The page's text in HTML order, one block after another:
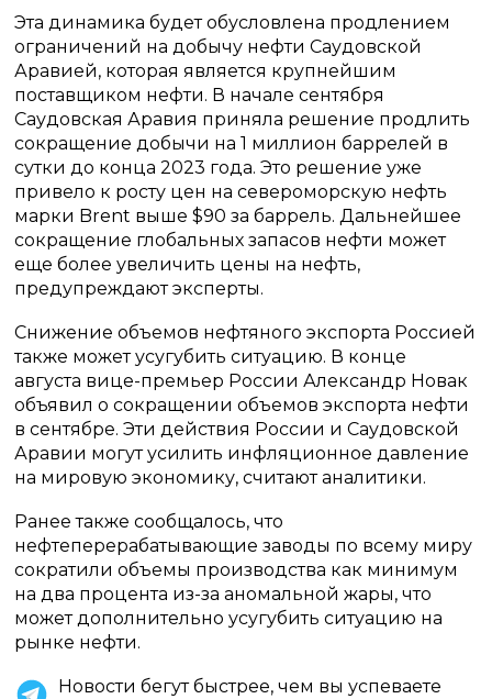
Эта динамика будет обусловлена продлением
ограничений на добычу нефти Саудовской
Аравией, которая является крупнейшим
поставщиком нефти. В начале сентября
Саудовская Аравия приняла решение продлить
сокращение добычи на 1 миллион баррелей в
сутки до конца 2023 года. Это решение уже
привело к росту цен на североморскую нефть
марки Brent выше $90 за баррель. Дальнейшее
сокращение глобальных запасов нефти может
еще более увеличить цены на нефть,
предупреждают эксперты.
Снижение объемов нефтяного экспорта Россией
также может усугубить ситуацию. В конце
августа вице-премьер России Александр Новак
объявил о сокращении объемов экспорта нефти
в сентябре. Эти действия России и Саудовской
Аравии могут усилить инфляционное давление
на мировую экономику, считают аналитики.
Ранее также сообщалось, что
нефтеперерабатывающие заводы по всему миру
сократили объемы производства как минимум
на два процента из-за аномальной жары, что
может дополнительно усугубить ситуацию на
рынке нефти.
Новости бегут быстрее, чем вы успеваете